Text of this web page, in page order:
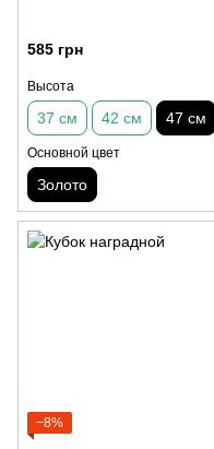
585 грн
Высота
37 см 42 см 47 см
Основной цвет
Золото
−8%